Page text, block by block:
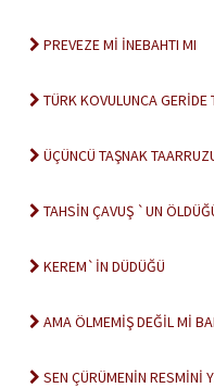
PREVEZE Mİ İNEBAHTI MI
TÜRK KOVULUNCA GERİDE
ÜÇÜNCÜ TAŞNAK
TAHSİN ÇAVUŞ `UN
KEREM`İN DÜDÜĞÜ
AMA ÖLMEMİŞ DEĞİL Mİ
SEN ÇÜRÜMENİN RESMİNİ